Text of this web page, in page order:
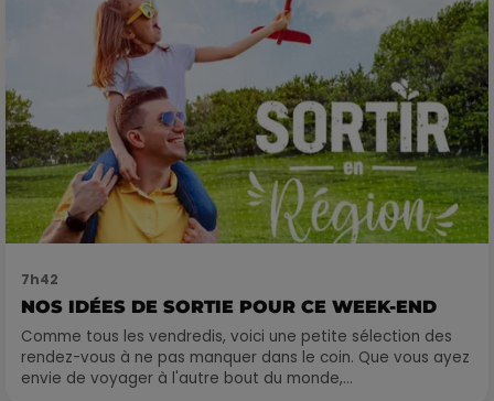
7h42
NOS IDÉES DE SORTIE POUR CE WEEK-END
Comme tous les vendredis, voici une petite sélection des
rendez-vous à ne pas manquer dans le coin. Que vous ayez
envie de voyager à l'autre bout du monde,...